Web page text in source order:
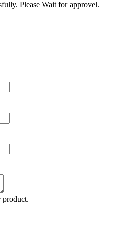
Please Wait for approvel.
product.